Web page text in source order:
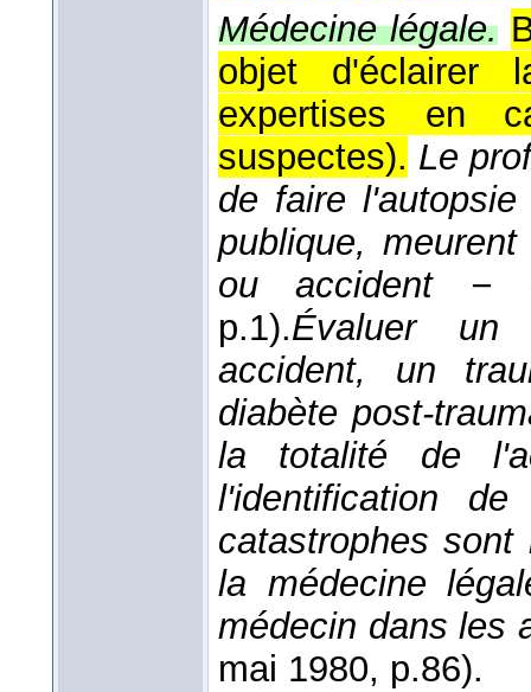
Médecine légale.
objet d'éclairer
expertises en
suspectes). Le
de faire
publique,
ou accident −
p.1).Évaluer un
accident, un
diabète post-
la totalité de
l'identification
catastrophes
la médecine
médecin dans les
mai 1980, p.86).